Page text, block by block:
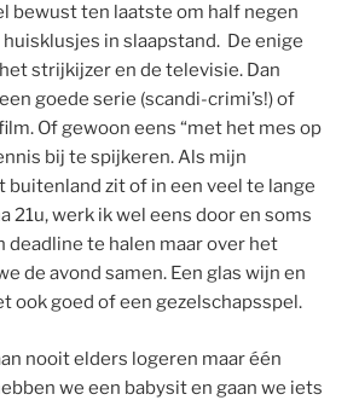
bewust ten laatste om half negen
in slaapstand. De enige
strijkijzer en de televisie. Dan
goede serie (scandi-crimi’s!) of
Of gewoon eens “met het mes op
bij te spijkeren. Als mijn
zit of in een veel te lange
21u, werk ik wel eens door en soms
deadline te halen maar over het
de avond samen. Een glas wijn en
ook goed of een gezelschapsspel.
nooit elders logeren maar één
we een babysit en gaan we iets